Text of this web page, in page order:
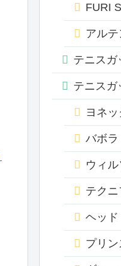
FURI
アル
テニスガ
テニスガ
ヨネッ
バボラ
ウィ
テク
ヘッド
プリン